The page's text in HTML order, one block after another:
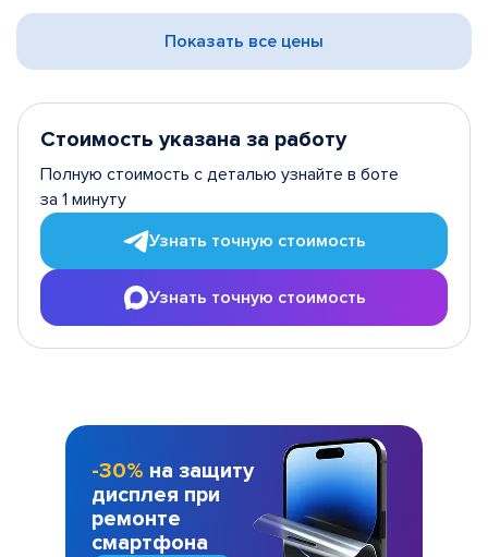
Показать все цены
Стоимость указана за работу
Полную стоимость с деталью узнайте в боте
за 1 минуту
Узнать точную стоимость
Узнать точную стоимость
-30% на защиту
дисплея при
ремонте
смартфона